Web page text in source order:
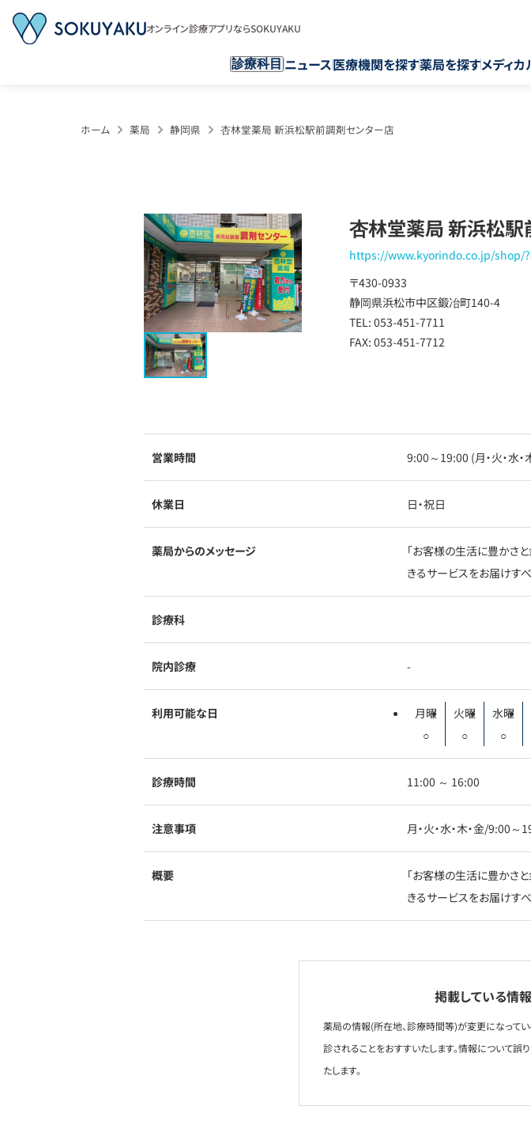
オンライン診療アプリならSOKUYAKU
診療科目 ニュース医療機関を探す薬局を探すメディ
ホーム 薬局 静岡県 杏林堂薬局 新浜松駅前調剤センター店
杏林堂薬局 新浜松駅
https://www.kyorindo.co.jp/shop/
〒430-0933
静岡県浜松市中区鍛冶町140-4
TEL: 053-451-7711
FAX: 053-451-7712
営業時間 9:00～19:00 (月・火・水・
休業日 日・祝日
薬局からのメッセージ
「お客様の生活に豊かさ
きるサービスをお届けす
診療科
院内診療 -
利用可能な日
月曜
○
火曜
○
水曜
○
診療時間 11:00 ～ 16:00
注意事項 月・火・水・木・金/9:00
概要
「お客様の生活に豊かさ
きるサービスをお届けす
掲載している情
薬局の情報(所在地、診療時間等)が変更になって
診されることをおすすいたします。情報について
たします。